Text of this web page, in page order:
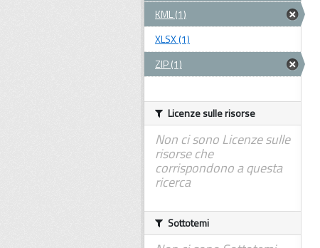
KML (1)
XLSX (1)
ZIP (1)
Licenze sulle risorse
Non ci sono Licenze sulle
risorse che
corrispondono a questa
ricerca
Sottotemi